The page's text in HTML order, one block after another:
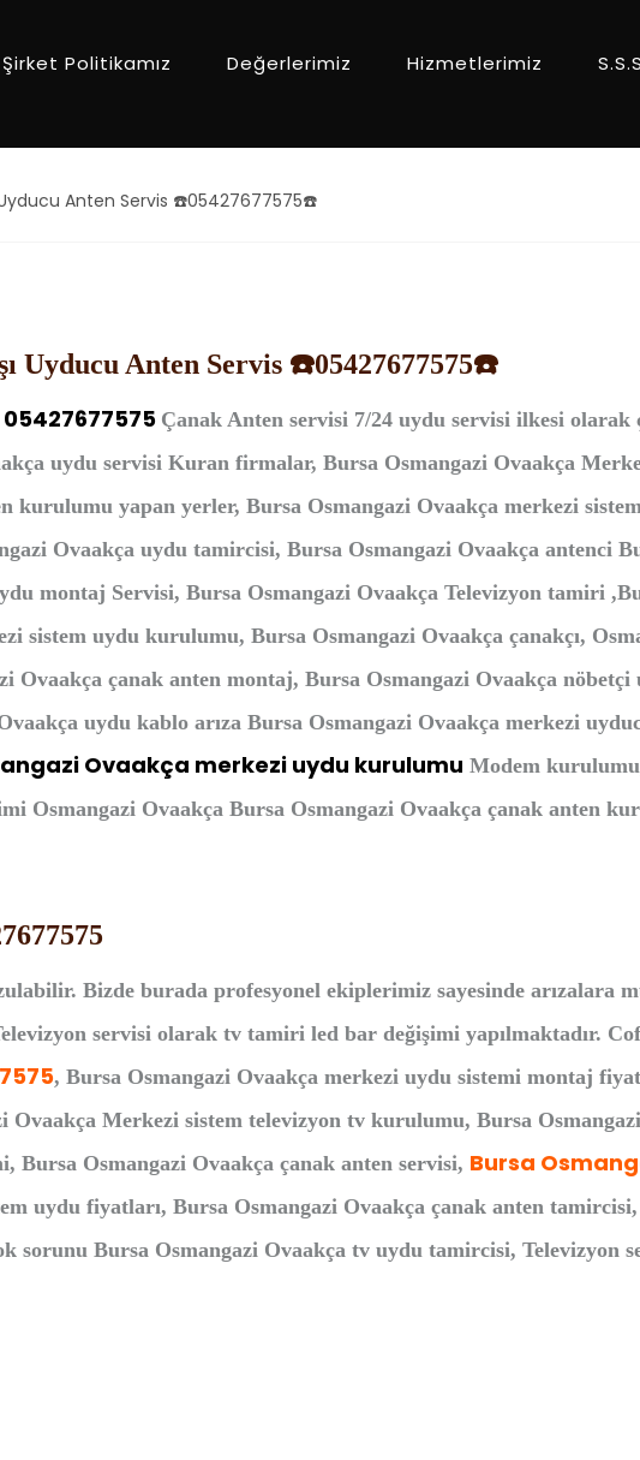
Şirket Politikamız Değerlerimiz Hizmetlerimiz S.S.S
Anten Servis ☎️05427677575☎️
Uyducu Anten Servis ☎️05427677575☎️
Çanak Anten servisi 7/24 uydu servisi ilkesi olarak
uydu servisi Kuran firmalar, Bursa Osmangazi Ovaakça
kurulumu yapan yerler, Bursa Osmangazi Ovaakça merkezi
Ovaakça uydu tamircisi, Bursa Osmangazi Ovaakça antenci
montaj Servisi, Bursa Osmangazi Ovaakça Televizyon tamiri
sistem uydu kurulumu, Bursa Osmangazi Ovaakça çanakçı,
Ovaakça çanak anten montaj, Bursa Osmangazi Ovaakça nöbetçi
uydu kablo arıza Bursa Osmangazi Ovaakça merkezi
Ovaakça merkezi uydu kurulumu Modem
Osmangazi Ovaakça Bursa Osmangazi Ovaakça çanak anten
Bizde burada profesyonel ekiplerimiz sayesinde arızalara
servisi olarak tv tamiri led bar değişimi yapılmaktadır. Cof
, Bursa Osmangazi Ovaakça merkezi uydu sistemi montaj
Merkezi sistem televizyon tv kurulumu, Bursa
Bursa Osmangazi Ovaakça çanak anten servisi, Bursa
uydu fiyatları, Bursa Osmangazi Ovaakça çanak anten
sorunu Bursa Osmangazi Ovaakça tv uydu tamircisi, Televizyon